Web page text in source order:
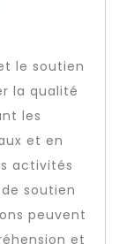
le soutien
la qualité
les
et en
activités
soutien
peuvent
et